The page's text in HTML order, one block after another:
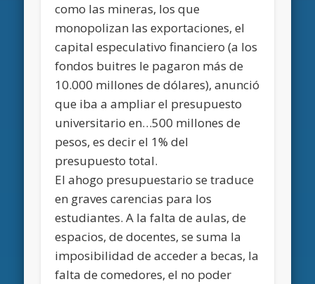
como las mineras, los que
monopolizan las exportaciones, el
capital especulativo financiero (a los
fondos buitres le pagaron más de
10.000 millones de dólares), anunció
que iba a ampliar el presupuesto
universitario en…500 millones de
pesos, es decir el 1% del
presupuesto total.
El ahogo presupuestario se traduce
en graves carencias para los
estudiantes. A la falta de aulas, de
espacios, de docentes, se suma la
imposibilidad de acceder a becas, la
falta de comedores, el no poder